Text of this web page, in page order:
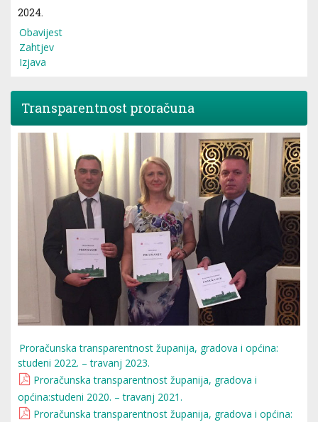
2024.
Obavijest
Zahtjev
Izjava
Transparentnost proračuna
Proračunska transparentnost županija, gradova i općina:
studeni 2022. – travanj 2023.
Proračunska transparentnost županija, gradova i
općina:studeni 2020. – travanj 2021.
Proračunska transparentnost županija, gradova i općina: